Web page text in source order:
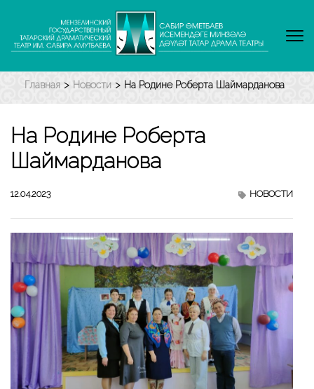
содержимому
Enter)
Главная > Новости > На Родине Роберта Шаймарданова
На Родине Роберта
Шаймарданова
12.04.2023 НОВОСТИ